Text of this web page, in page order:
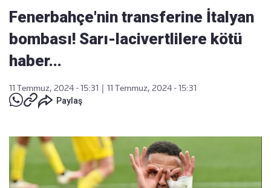
Fenerbahçe'nin transferine İtalyan
bombası! Sarı-lacivertlilere kötü
haber...
11 Temmuz, 2024 - 15:31
11 Temmuz, 2024 - 15:31
Paylaş